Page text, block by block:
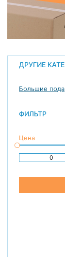
ДРУГИЕ
Большие
ФИЛЬТР
Цена